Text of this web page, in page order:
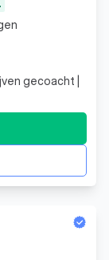
gecoacht |